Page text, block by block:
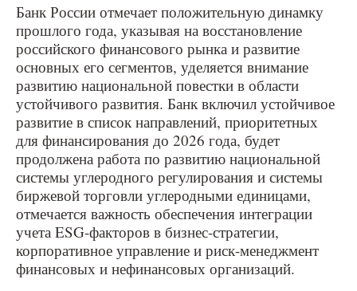
Банк России отмечает положительную динамку
прошлого года, указывая на восстановление
российского финансового рынка и развитие
основных его сегментов, уделяется внимание
развитию национальной повестки в области
устойчивого развития. Банк включил устойчивое
развитие в список направлений, приоритетных
для финансирования до 2026 года, будет
продолжена работа по развитию национальной
системы углеродного регулирования и системы
биржевой торговли углеродными единицами,
отмечается важность обеспечения интеграции
учета ESG-факторов в бизнес-стратегии,
корпоративное управление и риск-менеджмент
финансовых и нефинансовых организаций.